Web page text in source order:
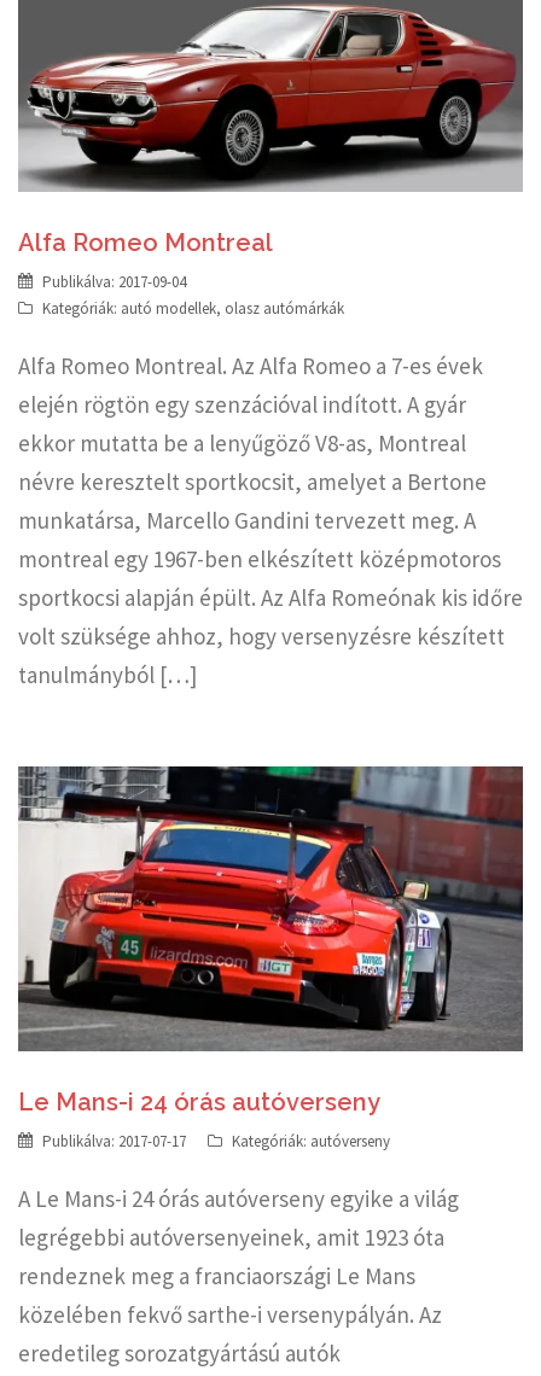
Alfa Romeo Montreal
Publikálva: 2017-09-04
Kategóriák: autó modellek, olasz autómárkák
Alfa Romeo Montreal. Az Alfa Romeo a 7-es évek
elején rögtön egy szenzációval indított. A gyár
ekkor mutatta be a lenyűgöző V8-as, Montreal
névre keresztelt sportkocsit, amelyet a Bertone
munkatársa, Marcello Gandini tervezett meg. A
montreal egy 1967-ben elkészített középmotoros
sportkocsi alapján épült. Az Alfa Romeónak kis időre
volt szüksége ahhoz, hogy versenyzésre készített
tanulmányból […]
Le Mans-i 24 órás autóverseny
Publikálva: 2017-07-17 Kategóriák: autóverseny
A Le Mans-i 24 órás autóverseny egyike a világ
legrégebbi autóversenyeinek, amit 1923 óta
rendeznek meg a franciaországi Le Mans
közelében fekvő sarthe-i versenypályán. Az
eredetileg sorozatgyártású autók